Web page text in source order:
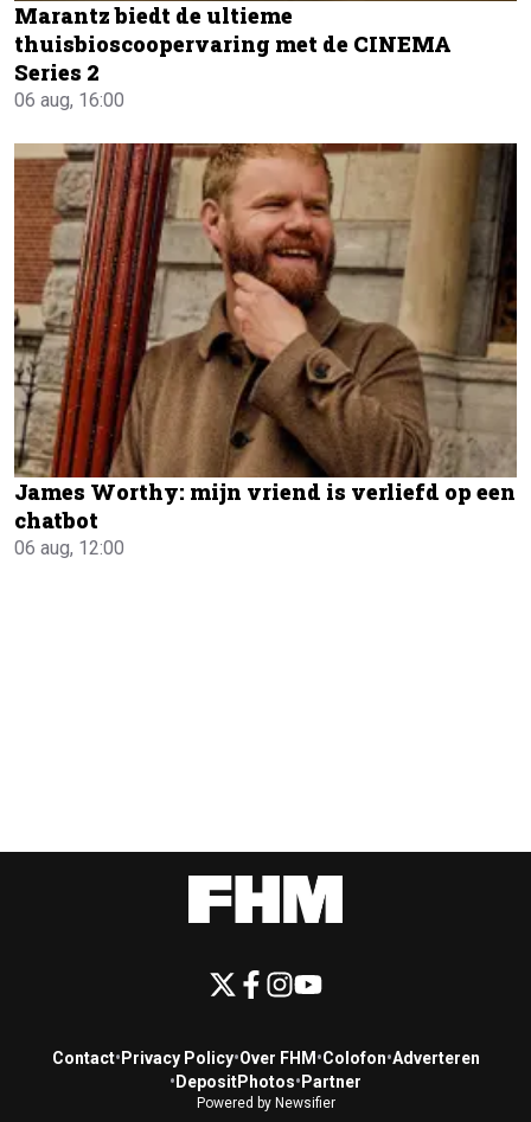
Marantz biedt de ultieme
thuisbioscoopervaring met de CINEMA
Series 2
06 aug, 16:00
James Worthy: mijn vriend is verliefd op een
chatbot
06 aug, 12:00
Contact• Privacy Policy•Over FHM •Colofon•Adverteren
• DepositPhotos• Partner
Powered by Newsifier